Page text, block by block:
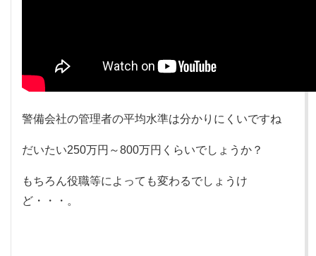
警備会社の管理者の平均水準は分かりにくいですね
だいたい250万円～800万円くらいでしょうか？
もちろん役職等によっても変わるでしょうけ
ど・・・。